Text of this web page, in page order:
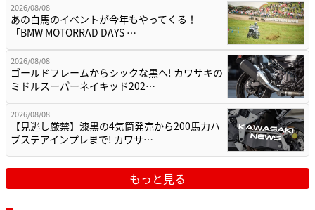
2026/08/08
あの白馬のイベントが今年もやってくる！
「BMW MOTORRAD DAYS …
2026/08/08
ゴールドフレームからシックな黒へ! カワサキの
ミドルスーパーネイキッド202…
2026/08/08
【見逃し厳禁】漆黒の4気筒発売から200馬力ハ
ブステアインプレまで! カワサ…
もっと見る